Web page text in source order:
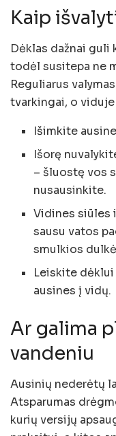
Kaip
Dėklas dažnai guli
todėl susitepa ne
Reguliarus
tvarkingai, o
Išimkite
Išorę
– šluostę vos
nusausinkite.
Vidines siūles
sausu vatos
smulkios
Leiskite
ausines į vidų.
Ar galima
vandeniu
Ausinių nederėtų
Atsparumas
kurių versijų